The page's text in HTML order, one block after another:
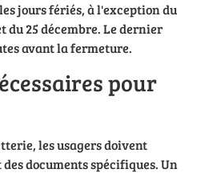
jours fériés, à l'exception du
du 25 décembre. Le dernier
avant la fermeture.
pour
les usagers doivent
documents spécifiques. Un